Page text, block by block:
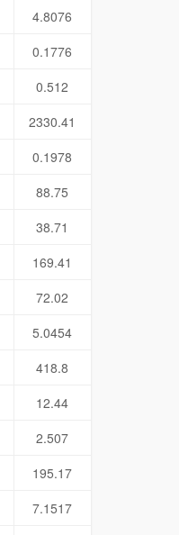
4.8076
0.1776
0.512
2330.41
0.1978
88.75
38.71
169.41
72.02
5.0454
418.8
12.44
2.507
195.17
7.1517